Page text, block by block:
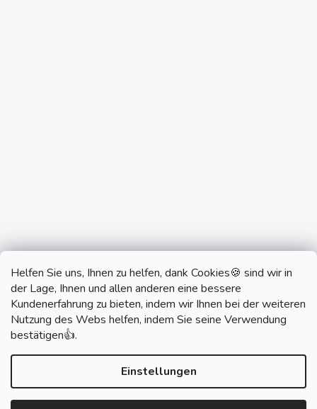
Helfen Sie uns, Ihnen zu helfen, dank Cookies🍪 sind wir in
der Lage, Ihnen und allen anderen eine bessere
Kundenerfahrung zu bieten, indem wir Ihnen bei der weiteren
Nutzung des Webs helfen, indem Sie seine Verwendung
bestätigen👍.
Einstellungen
monobrand.cz monobrand.online
Erstellt von Shoptet